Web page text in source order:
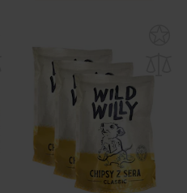
schowka